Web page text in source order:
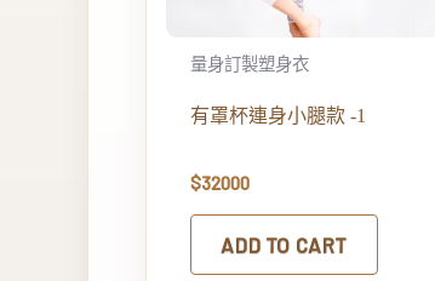
量身訂製塑身衣
有罩杯連身小腿款 -1
$32000
ADD TO CART